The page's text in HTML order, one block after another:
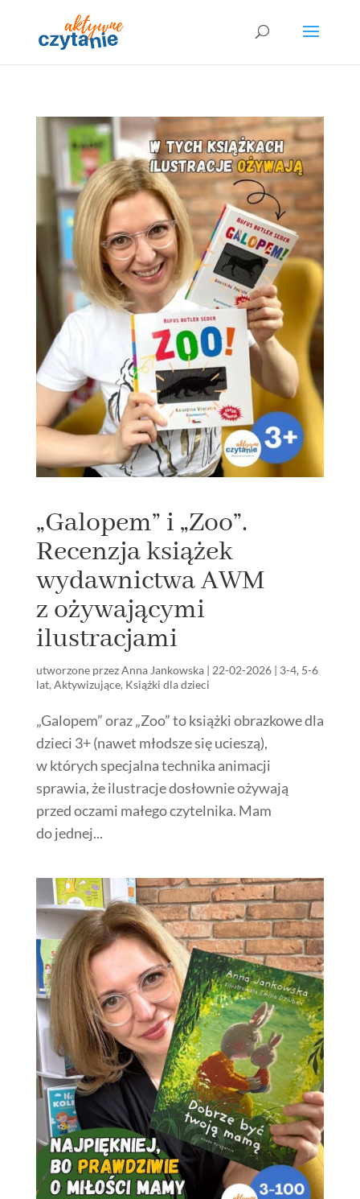
„Galopem” i „Zoo”.
Recenzja książek
wydawnictwa AWM
z ożywającymi
ilustracjami
utworzone przezAnna Jankowska| 22-02-2026| 3-4, 5-6
lat, Aktywizujące, Książki dla dzieci
„Galopem” oraz „Zoo” to książki obrazkowe dla
dzieci 3+ (nawet młodsze się ucieszą),
w których specjalna technika animacji
sprawia, że ilustracje dosłownie ożywają
przed oczami małego czytelnika. Mam
do jednej...